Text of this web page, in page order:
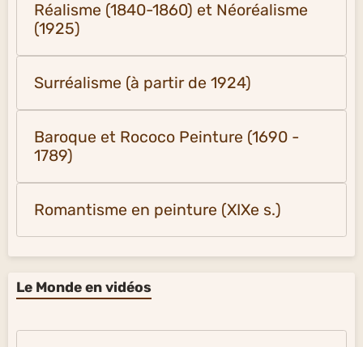
Réalisme (1840-1860) et Néoréalisme
(1925)
Surréalisme (à partir de 1924)
Baroque et Rococo Peinture (1690 -
1789)
Romantisme en peinture (XIXe s.)
Le Monde en vidéos